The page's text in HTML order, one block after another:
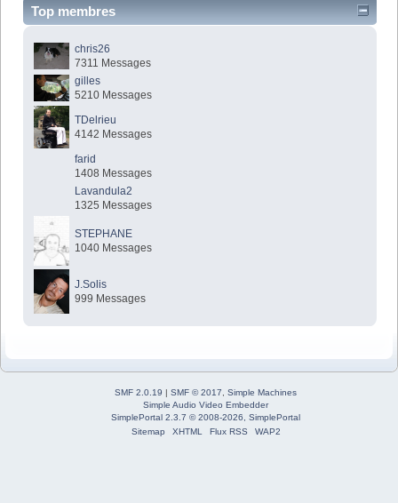
Top membres
chris26
7311 Messages
gilles
5210 Messages
TDelrieu
4142 Messages
farid
1408 Messages
Lavandula2
1325 Messages
STEPHANE
1040 Messages
J.Solis
999 Messages
SMF 2.0.19 | SMF © 2017
Simple Machines
Simple Audio Video Embedder
SimplePortal 2.3.7 © 2008-2026, SimplePortal
Sitemap
XHTML Flux RSS WAP2